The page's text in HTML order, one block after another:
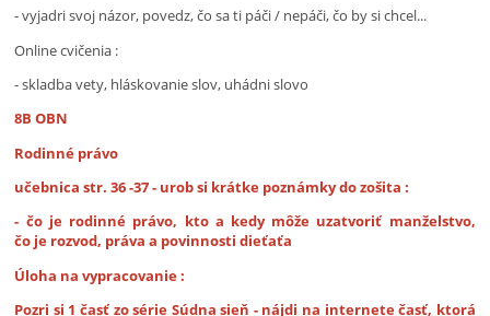
- vyjadri svoj názor, povedz, čo sa ti páči / nepáči, čo by si chcel...
Online cvičenia :
- skladba vety, hláskovanie slov, uhádni slovo
8B OBN
Rodinné právo
učebnica str. 36 -37 - urob si krátke poznámky do zošita :
- čo je rodinné právo, kto a kedy môže uzatvoriť manželstvo,
čo je rozvod, práva a povinnosti dieťaťa
Úloha na vypracovanie :
Pozri si 1 časť zo série Súdna sieň - nájdi na internete časť, ktorá